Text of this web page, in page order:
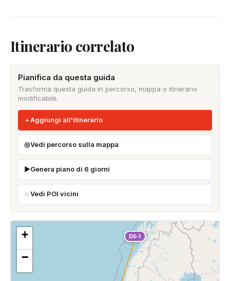
Itinerario correlato
Pianifica da questa guida
Trasforma questa guida in percorso, mappa o itinerario
modificabile.
Aggiungi all'itinerario
Vedi percorso sulla mappa
Genera piano di 6 giorni
Vedi POI vicini
D5-1
+
−